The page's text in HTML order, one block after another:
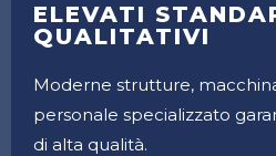
ELEVATI
QUALITATIVI
Moderne strutture,
personale specializzato
di alta qualità.